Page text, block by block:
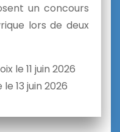
un concours
lors de deux
le 11 juin 2026
13 juin 2026